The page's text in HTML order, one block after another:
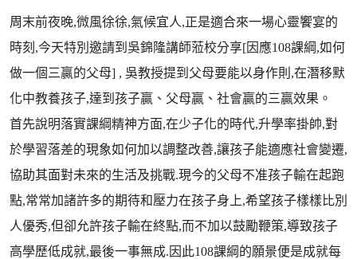
周末前夜晚,微風徐徐,氣候宜人,正是適合來一場心靈饗宴的
時刻,今天特別邀請到吳錦隆講師蒞校分享[因應108課綱,如何
做一個三贏的父母] , 吳教授提到父母要能以身作則,在潛移默
化中教養孩子,達到孩子贏、父母贏、社會贏的三贏效果。
首先說明落實課綱精神方面,在少子化的時代,升學率掛帥,對
於學習落差的現象如何加以調整改善,讓孩子能適應社會變遷,
協助其面對未來的生活及挑戰.現今的父母不准孩子輸在起跑
點,常常加諸許多的期待和壓力在孩子身上,希望孩子樣樣比別
人優秀,但卻允許孩子輸在終點,而不加以鼓勵鞭策,導致孩子
高學歷低成就,最後一事無成.因此108課綱的願景便是成就每